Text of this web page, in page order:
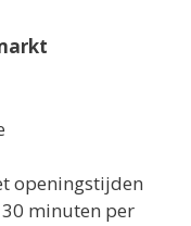
openingstijden
minuten per